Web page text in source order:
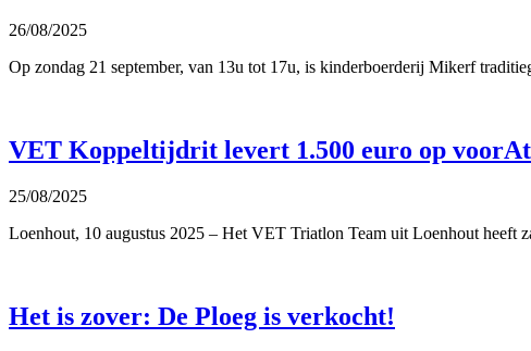
26/08/2025
Op zondag 21 september, van 13u tot 17u, is kinderboerderij Mikerf
VET Koppeltijdrit levert 1.500 euro op
25/08/2025
Loenhout, 10 augustus 2025 – Het VET Triatlon Team uit Loenhout heeft
Het is zover: De Ploeg is verkocht!